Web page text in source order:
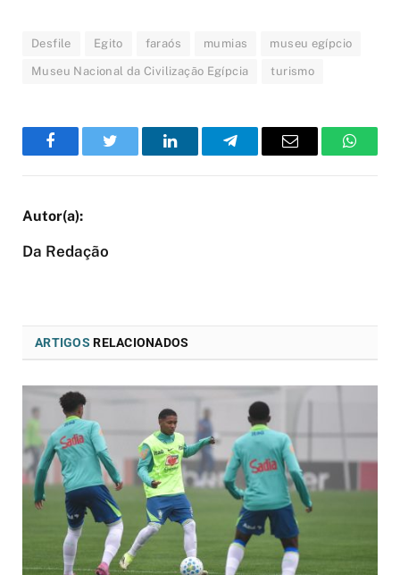
Desfile Egito faraós mumias museu egípcio
Museu Nacional da Civilização Egípcia turismo
FacebookTwitter LinkedInTelegramEmail
Da Redação
ARTIGOS RELACIONADOS